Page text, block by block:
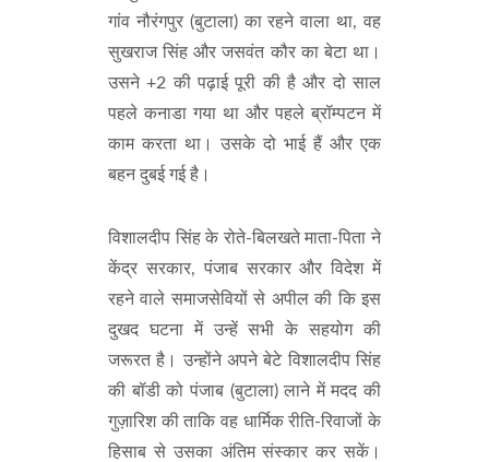
गांव नौरंगपुर (बुटाला) का रहने वाला था, वह
सुखराज सिंह और जसवंत कौर का बेटा था।
उसने +2 की पढ़ाई पूरी की है और दो साल
पहले कनाडा गया था और पहले ब्रॉम्पटन में
काम करता था। उसके दो भाई हैं और एक
बहन दुबई गई है।
विशालदीप सिंह के रोते-बिलखते माता-पिता ने
केंद्र सरकार, पंजाब सरकार और विदेश में
रहने वाले समाजसेवियों से अपील की कि इस
दुखद घटना में उन्हें सभी के सहयोग की
जरूरत है। उन्होंने अपने बेटे विशालदीप सिंह
की बॉडी को पंजाब (बुटाला) लाने में मदद की
गुज़ारिश की ताकि वह धार्मिक रीति-रिवाजों के
हिसाब से उसका अंतिम संस्कार कर सकें।